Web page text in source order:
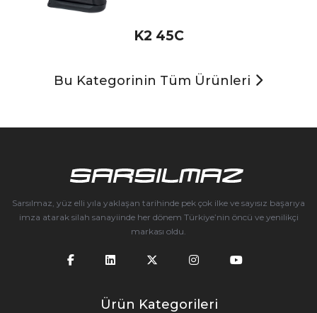
K2 45C
Bu Kategorinin Tüm Ürünleri
Sarsılmaz, yüz elli yıla yaklaşan tarihinde pek çok ilke ve sayısız başarıya
imza atarak silah sanayiinde her dönem Türkiye’nin öncü ve yenilikçi
markası oldu.
Ürün Kategorileri